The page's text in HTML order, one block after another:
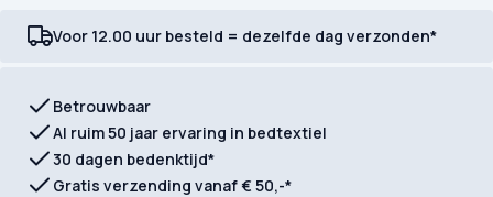
Voor 12.00 uur besteld = dezelfde dag verzonden*
Betrouwbaar
Al ruim 50 jaar ervaring in bedtextiel
30 dagen bedenktijd*
Gratis verzending vanaf € 50,-*